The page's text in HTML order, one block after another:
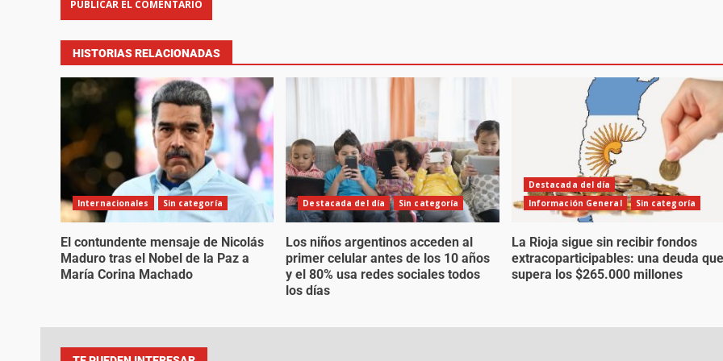
HISTORIAS RELACIONADAS
Internacionales Sin categoría
El contundente mensaje de Nicolás
Maduro tras el Nobel de la Paz a
María Corina Machado
Destacada del día Sin categoría
Los niños argentinos acceden al
primer celular antes de los 10 años
y el 80% usa redes sociales todos
los días
Destacada del día
Información General
Sin categoría
La Rioja sigue sin recibir fondos
extracoparticipables: una deuda que
supera los $265.000 millones